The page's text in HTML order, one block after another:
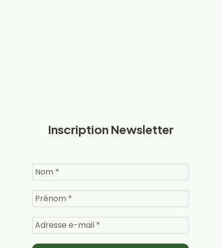
Inscription Newsletter